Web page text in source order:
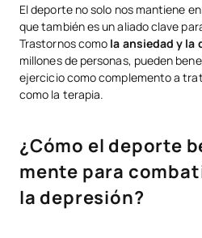
depresión?
Consejos para que la ansiedad no te
¿Cuál es el mejor deporte para la
El deporte no solo nos mantiene
que también es un aliado clave
Trastornos como la ansiedad y la
millones de personas, pueden
ejercicio como complemento a
como la terapia.
¿Cómo el deporte
mente para
la depresión?